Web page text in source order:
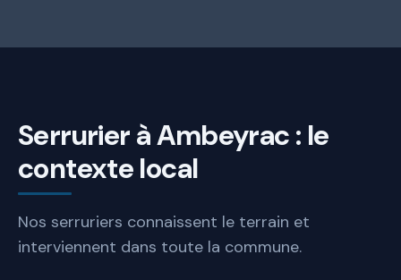
Serrurier à Ambeyrac : le
contexte local
Nos serruriers connaissent le terrain et
interviennent dans toute la commune.